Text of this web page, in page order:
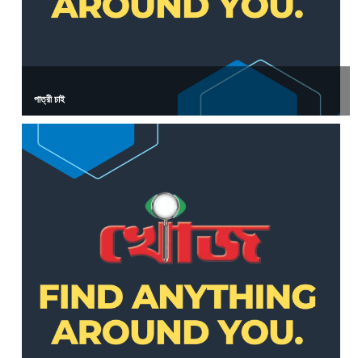
পাত্রী চাই